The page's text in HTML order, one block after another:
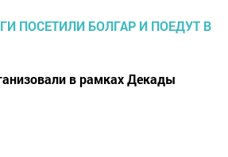
в рамках Декады